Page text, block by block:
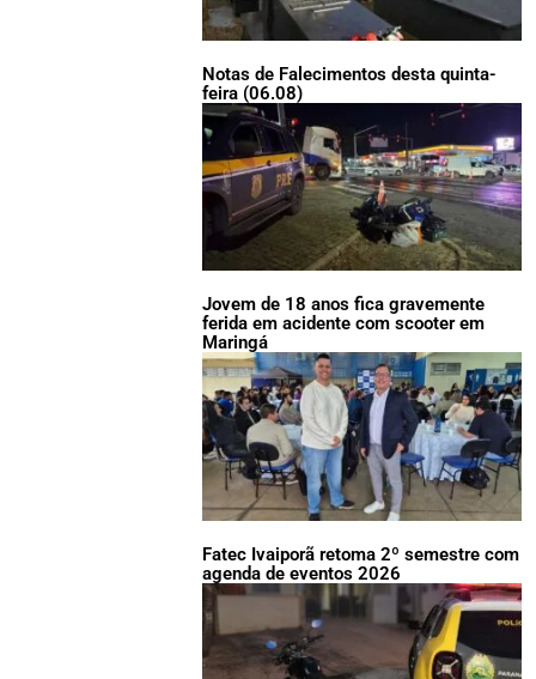
Notas de Falecimentos desta quinta-
feira (06.08)
Jovem de 18 anos fica gravemente
ferida em acidente com scooter em
Maringá
Fatec Ivaiporã retoma 2º semestre com
agenda de eventos 2026